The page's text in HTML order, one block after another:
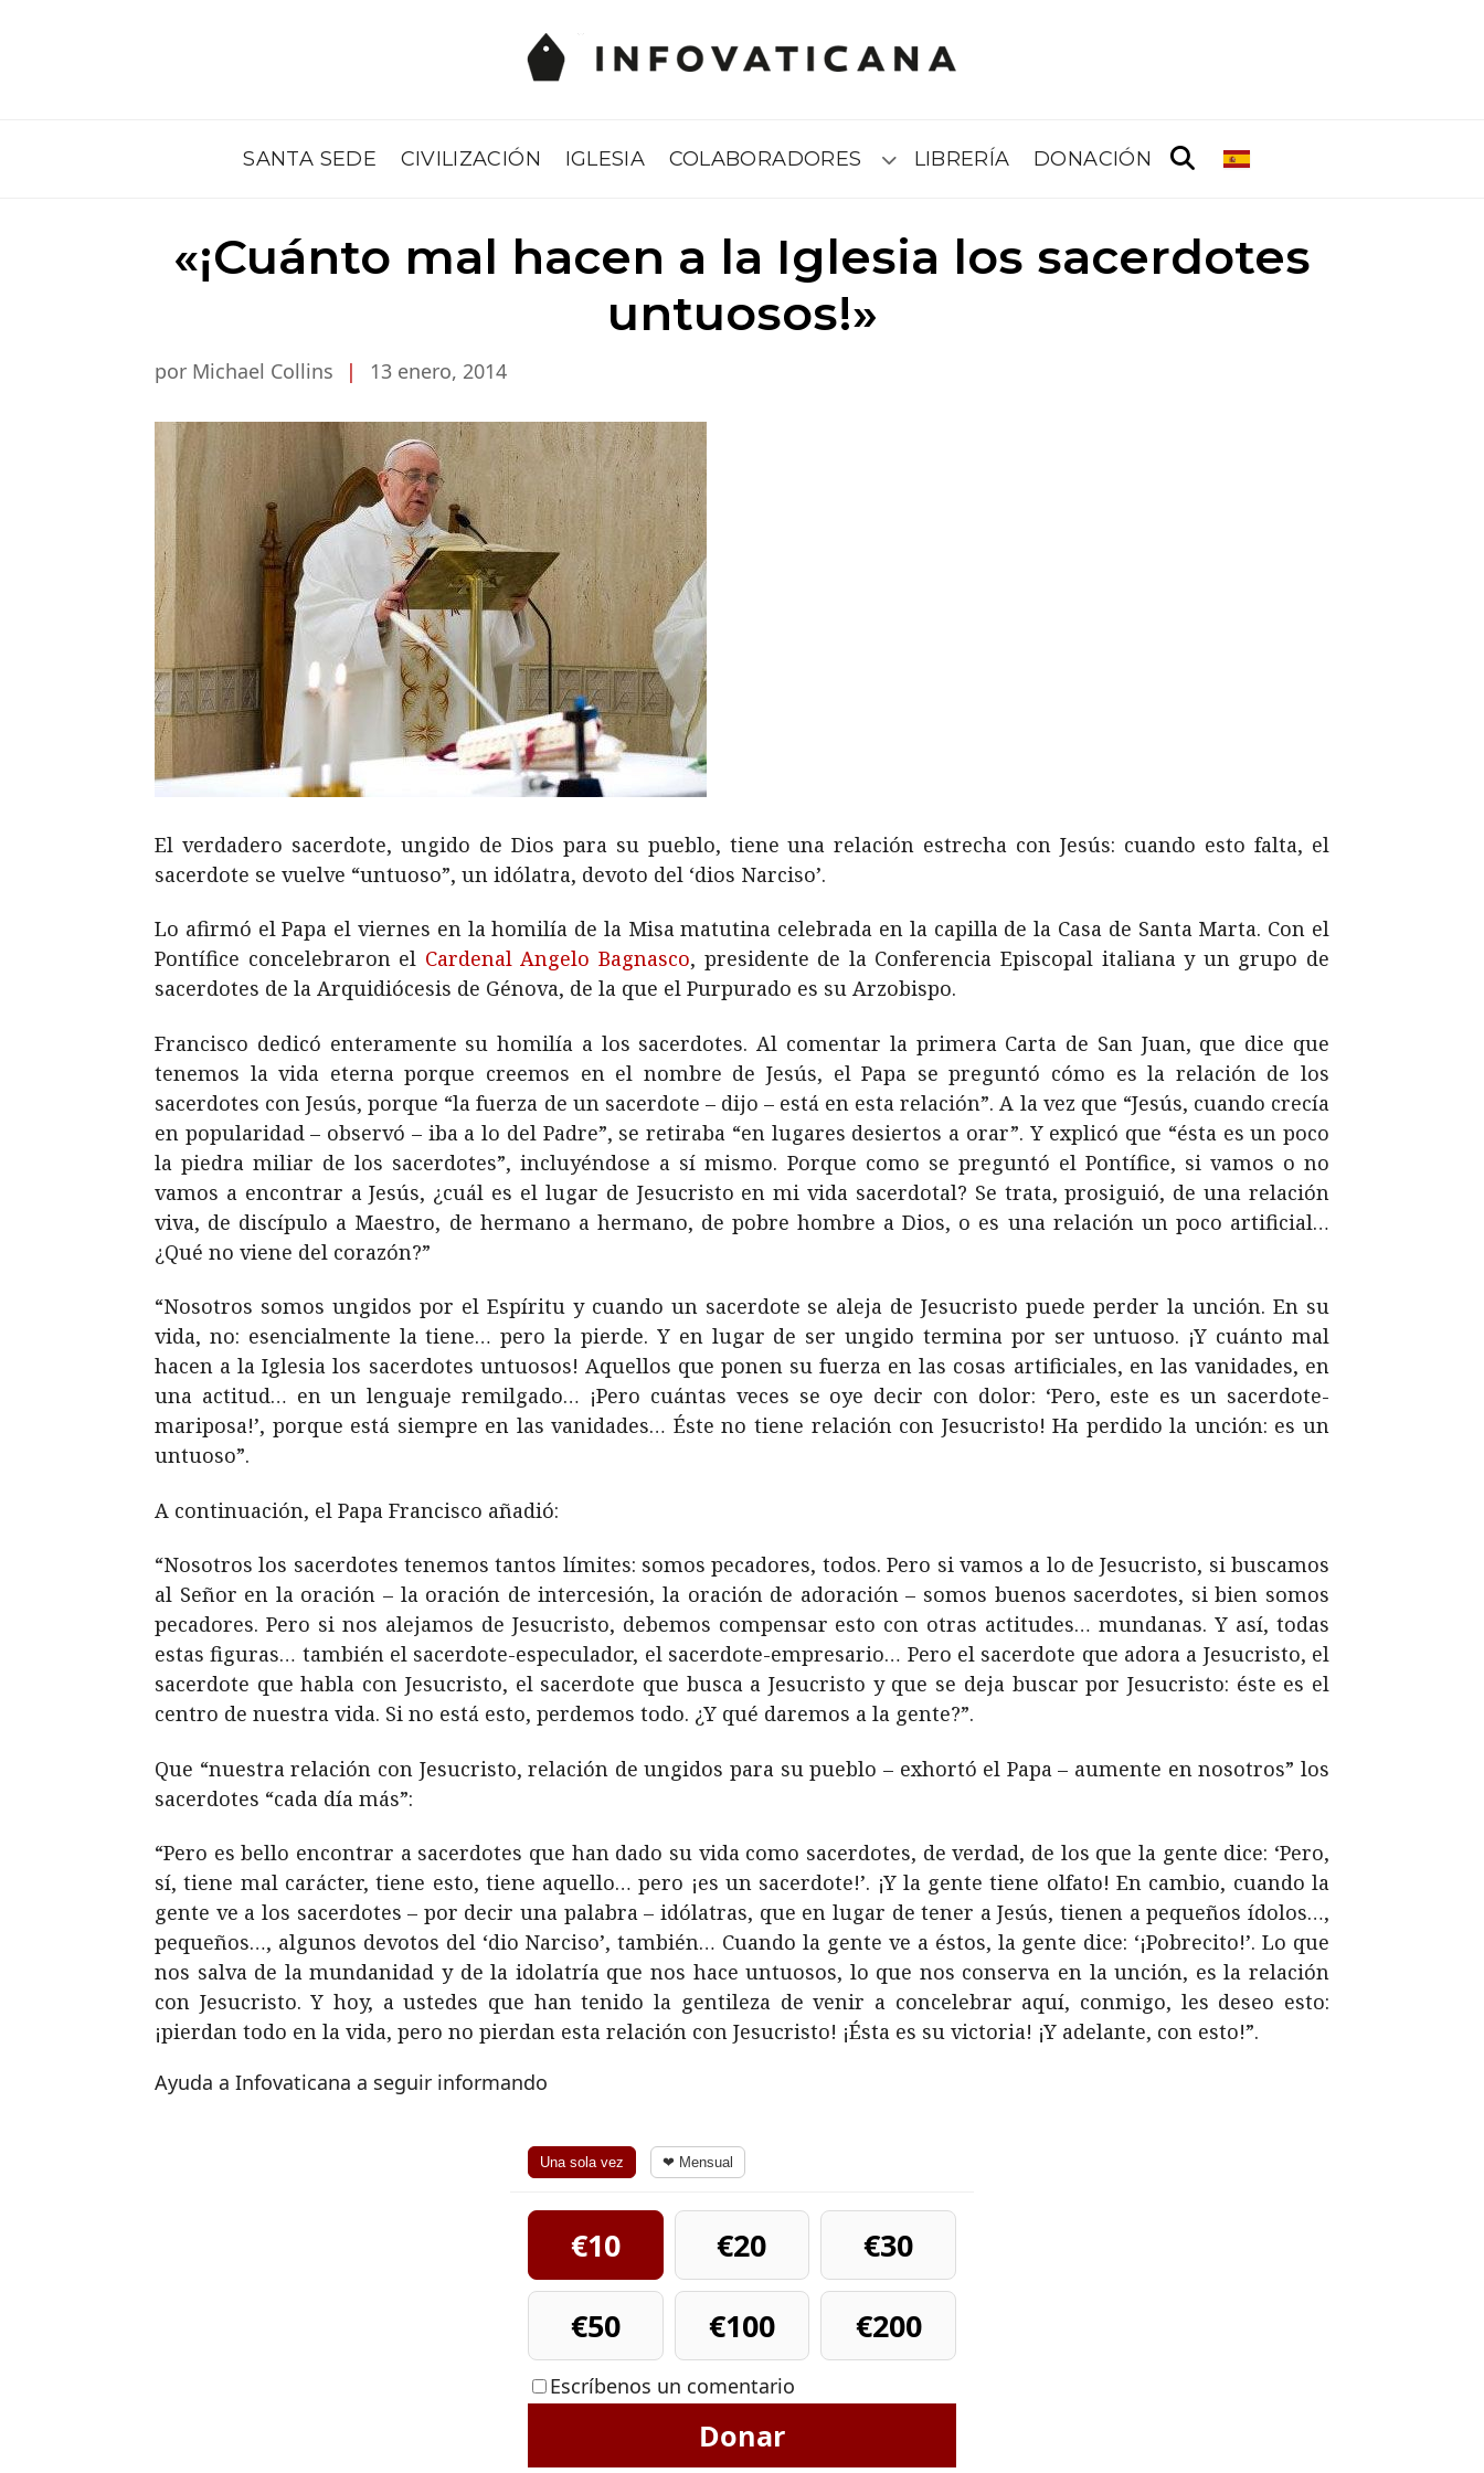
SANTA SEDE CIVILIZACIÓN IGLESIA COLABORADORES Submenú
LIBRERÍA DONACIÓN
«¡Cuánto mal hacen a la Iglesia los sacerdotes
untuosos!»
por Michael Collins | 13 enero, 2014
El verdadero sacerdote, ungido de Dios para su pueblo, tiene una relación estrecha con Jesús: cuando esto falta, el
sacerdote se vuelve “untuoso”, un idólatra, devoto del ‘dios Narciso’.
Lo afirmó el Papa el viernes en la homilía de la Misa matutina celebrada en la capilla de la Casa de Santa Marta. Con el
Pontífice concelebraron el Cardenal Angelo Bagnasco, presidente de la Conferencia Episcopal italiana y un grupo de
sacerdotes de la Arquidiócesis de Génova, de la que el Purpurado es su Arzobispo.
Francisco dedicó enteramente su homilía a los sacerdotes. Al comentar la primera Carta de San Juan, que dice que
tenemos la vida eterna porque creemos en el nombre de Jesús, el Papa se preguntó cómo es la relación de los
sacerdotes con Jesús, porque “la fuerza de un sacerdote – dijo – está en esta relación”. A la vez que “Jesús, cuando crecía
en popularidad – observó – iba a lo del Padre”, se retiraba “en lugares desiertos a orar”. Y explicó que “ésta es un poco
la piedra miliar de los sacerdotes”, incluyéndose a sí mismo. Porque como se preguntó el Pontífice, si vamos o no
vamos a encontrar a Jesús, ¿cuál es el lugar de Jesucristo en mi vida sacerdotal? Se trata, prosiguió, de una relación
viva, de discípulo a Maestro, de hermano a hermano, de pobre hombre a Dios, o es una relación un poco artificial…
¿Qué no viene del corazón?”
“Nosotros somos ungidos por el Espíritu y cuando un sacerdote se aleja de Jesucristo puede perder la unción. En su
vida, no: esencialmente la tiene… pero la pierde. Y en lugar de ser ungido termina por ser untuoso. ¡Y cuánto mal
hacen a la Iglesia los sacerdotes untuosos! Aquellos que ponen su fuerza en las cosas artificiales, en las vanidades, en
una actitud… en un lenguaje remilgado… ¡Pero cuántas veces se oye decir con dolor: ‘Pero, este es un sacerdote-
mariposa!’, porque está siempre en las vanidades… Éste no tiene relación con Jesucristo! Ha perdido la unción: es un
untuoso”.
A continuación, el Papa Francisco añadió:
“Nosotros los sacerdotes tenemos tantos límites: somos pecadores, todos. Pero si vamos a lo de Jesucristo, si buscamos
al Señor en la oración – la oración de intercesión, la oración de adoración – somos buenos sacerdotes, si bien somos
pecadores. Pero si nos alejamos de Jesucristo, debemos compensar esto con otras actitudes… mundanas. Y así, todas
estas figuras… también el sacerdote-especulador, el sacerdote-empresario… Pero el sacerdote que adora a Jesucristo, el
sacerdote que habla con Jesucristo, el sacerdote que busca a Jesucristo y que se deja buscar por Jesucristo: éste es el
centro de nuestra vida. Si no está esto, perdemos todo. ¿Y qué daremos a la gente?”.
Que “nuestra relación con Jesucristo, relación de ungidos para su pueblo – exhortó el Papa – aumente en nosotros” los
sacerdotes “cada día más”:
“Pero es bello encontrar a sacerdotes que han dado su vida como sacerdotes, de verdad, de los que la gente dice: ‘Pero,
sí, tiene mal carácter, tiene esto, tiene aquello… pero ¡es un sacerdote!’. ¡Y la gente tiene olfato! En cambio, cuando la
gente ve a los sacerdotes – por decir una palabra – idólatras, que en lugar de tener a Jesús, tienen a pequeños ídolos…,
pequeños…, algunos devotos del ‘dio Narciso’, también… Cuando la gente ve a éstos, la gente dice: ‘¡Pobrecito!’. Lo que
nos salva de la mundanidad y de la idolatría que nos hace untuosos, lo que nos conserva en la unción, es la relación
con Jesucristo. Y hoy, a ustedes que han tenido la gentileza de venir a concelebrar aquí, conmigo, les deseo esto:
¡pierdan todo en la vida, pero no pierdan esta relación con Jesucristo! ¡Ésta es su victoria! ¡Y adelante, con esto!”.
Ayuda a Infovaticana a seguir informando
Una sola vez ❤ Mensual
€10 €20
€30
€50
€100 €200
Escríbenos un comentario
Donar